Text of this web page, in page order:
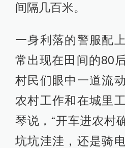
间隔几百米。
一身利落的警服配
常出现在田间的80
村民们眼中一道流
农村工作和在城里
琴说，“开车进农村
坑坑洼洼，还是骑